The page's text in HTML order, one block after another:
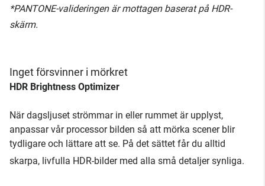
*PANTONE-valideringen är mottagen baserat på HDR-
skärm.
Inget försvinner i mörkret
HDR Brightness Optimizer
När dagsljuset strömmar in eller rummet är upplyst,
anpassar vår processor bilden så att mörka scener blir
tydligare och lättare att se. På det sättet får du alltid
skarpa, livfulla HDR-bilder med alla små detaljer synliga.